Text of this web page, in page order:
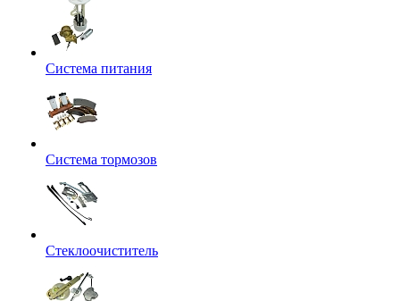
Система питания
Система тормозов
Стеклоочиститель